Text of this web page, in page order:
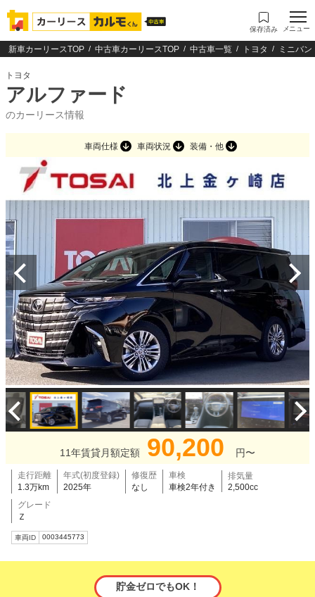
保存済み メニュー
新車カーリースTOP 中古車カーリースTOP 中古車一覧 トヨタ ミニバ
トヨタ
アルファード
のカーリース情報
車両仕様 車両状況 装備・他
11年賃貸月額定額 90,200 円〜
走行距離
1.3万km
年式(初度登録)
2025年
修復歴
なし
車検
車検2年付き
排気量
2,500cc
グレード
Ｚ
車両ID 0003445773
貯金ゼロでもOK！